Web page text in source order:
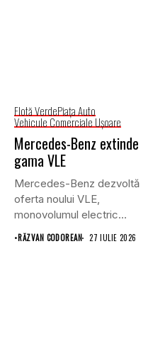
Flotă VerdePiaţa Auto
Vehicule Comerciale Uşoare
Mercedes-Benz extinde
gama VLE
Mercedes-Benz dezvoltă
oferta noului VLE,
monovolumul electric
premium care își propune
•RĂZVAN CODOREAN 27 IULIE 2026